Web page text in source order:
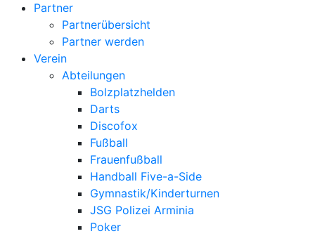
Partner
Partnerübersicht
Partner werden
Verein
Abteilungen
Bolzplatzhelden
Darts
Discofox
Fußball
Frauenfußball
Handball Five-a-Side
Gymnastik/Kinderturnen
JSG Polizei Arminia
Poker